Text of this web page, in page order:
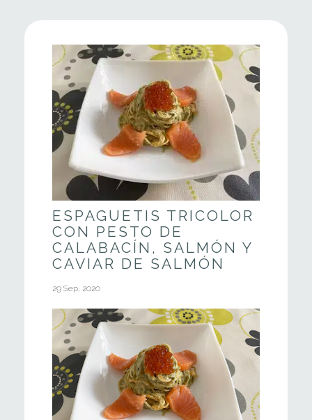
ESPAGUETIS TRICOLOR
CON PESTO DE
CALABACÍN, SALMÓN Y
CAVIAR DE SALMÓN
29 Sep, 2020